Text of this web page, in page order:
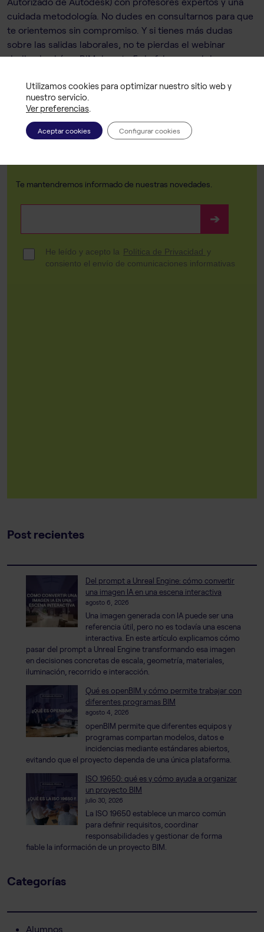
cuidada metodología. No dudes en consultarnos para que
te orientemos sin compromiso. Y si tienes más dudas
sobre las salidas laborales, no te pierdas el webinar
dedicado al área BIM de este 5 de febrero o el de
el enlace eninfo@thefactoryschool.com.
Te mantendremos informado de nuestras novedades.
Post recientes
Del prompt a Unreal Engine: cómo convertir
una imagen IA en una escena interactiva
agosto 6, 2026
Una imagen generada con IA puede ser una
referencia útil, pero no es todavía una escena
interactiva. En este artículo explicamos cómo
pasar del prompt a Unreal Engine transformando esa imagen
en decisiones concretas de escala, geometría, materiales,
iluminación, recorrido e interacción.
Qué es openBIM y cómo permite trabajar con
diferentes programas BIM
agosto 4, 2026
openBIM permite que diferentes equipos y
programas compartan modelos, datos e
incidencias mediante estándares abiertos,
evitando que el proyecto dependa de una única plataforma.
ISO 19650: qué es y cómo ayuda a organizar
un proyecto BIM
julio 30, 2026
La ISO 19650 establece un marco común
para definir requisitos, coordinar
responsabilidades y gestionar de forma
fiable la información de un proyecto BIM.
Categorías
Alumnos
Utilizamos cookies para optimizar nuestro sitio web y
nuestro servicio.
Ver preferencias.
Aceptar cookies Configurar cookies